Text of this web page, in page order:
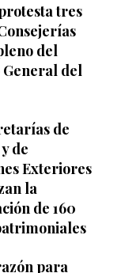
tres
del
General del
de
de
Exteriores
la
de 160
para